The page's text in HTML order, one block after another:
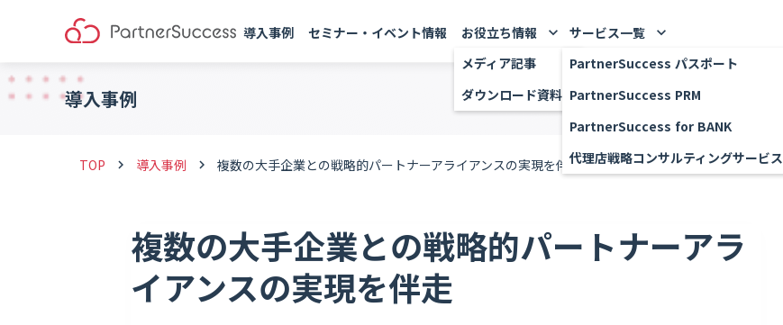
導入事例
セミナー・イベント情報
メディア記事
ダウンロード資料
お役立ち情報
keyboard_arrow_down
PartnerSuccess パスポート
PartnerSuccess PRM
PartnerSuccess for BANK
代理店戦略コンサルティングサービス
サービス一覧 keyboard_arrow_down
導入事例
TOP keyboard_arrow_right 導入事例 keyboard_arrow_right 複数の大手企業との戦略的パートナーアライアンスの実現を伴走
複数の大手企業との戦略的パートナーアラ
イアンスの実現を伴走